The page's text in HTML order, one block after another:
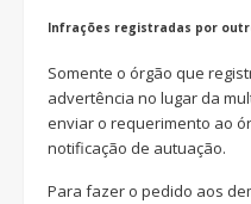
Infrações registradas por
Somente o órgão que
advertência no lugar da
enviar o requerimento ao
notificação de autuação.
Para fazer o pedido aos